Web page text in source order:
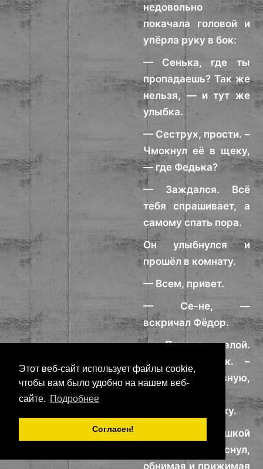
Этот веб-сайт использует файлы cookie,
чтобы вам было удобно на нашем веб-
сайте. Подробнее
Согласен!
недовольно
покачала головой и
упёрла руку в бок:
— Сенька, где ты
пропадаешь? Так же
нельзя, — и тут же
улыбка.
— Сеструх, прости. –
Чмокнул её в щеку,
— где Федька?
— Заждался. Всё
тебя спрашивает, а
самому спать пора.
Он улыбнулся и
прошёл в комнату.
— Всем, привет.
— Се-не, —
вскричал Фёдор.
— Привет, малой.
Держи подарок. –
Вытащил забавную,
гусеницу-каталку.
С этой игрушкой
Федька и заснул,
обнимая и прижимая